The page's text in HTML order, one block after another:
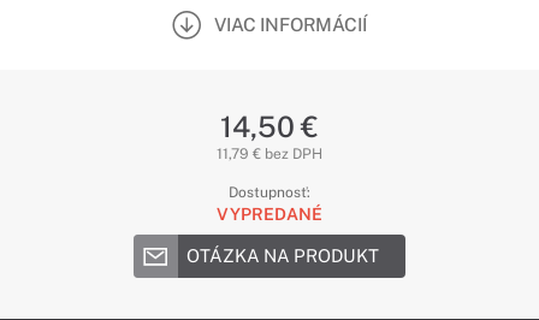
VIAC INFORMÁCIÍ
14,50 €
11,79 € bez DPH
Dostupnosť:
VYPREDANÉ
OTÁZKA NA PRODUKT